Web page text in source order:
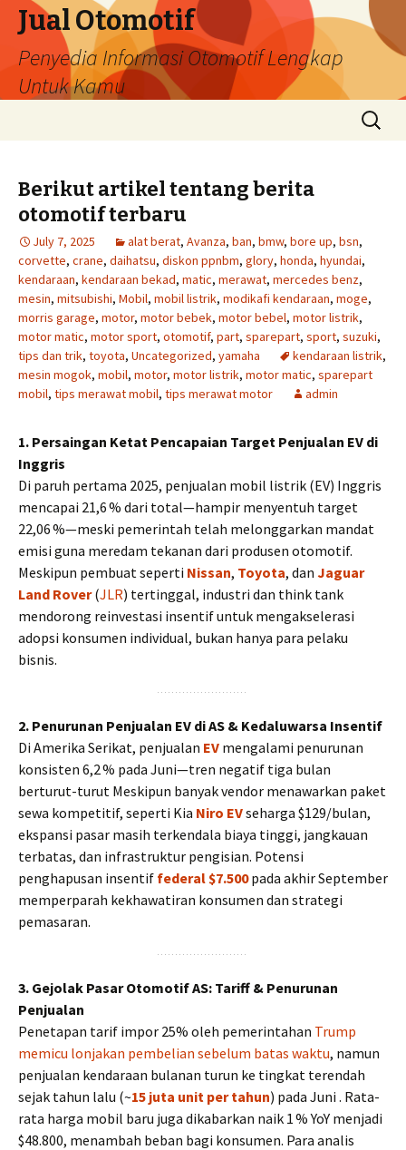
Jual Otomotif
Penyedia Informasi Otomotif Lengkap
Untuk Kamu
Search
for:
Berikut artikel tentang berita
otomotif terbaru
July 7, 2025 alat berat, Avanza, ban, bmw, bore up, bsn,
corvette, crane, daihatsu, diskon ppnbm, glory, honda, hyundai,
kendaraan, kendaraan bekad, matic, merawat, mercedes benz,
mesin, mitsubishi, Mobil, mobil listrik, modikafi kendaraan, moge,
morris garage, motor, motor bebek, motor bebel, motor listrik,
motor matic, motor sport, otomotif, part, sparepart, sport, suzuki,
tips dan trik, toyota, Uncategorized, yamaha kendaraan listrik,
mesin mogok, mobil, motor, motor listrik, motor matic, sparepart
mobil, tips merawat mobil, tips merawat motor admin
1. Persaingan Ketat Pencapaian Target Penjualan EV di
Inggris
Di paruh pertama 2025, penjualan mobil listrik (EV) Inggris
mencapai 21,6 % dari total—hampir menyentuh target
22,06 %—meski pemerintah telah melonggarkan mandat
emisi guna meredam tekanan dari produsen otomotif.
Meskipun pembuat seperti Nissan, Toyota, dan Jaguar
Land Rover(JLR) tertinggal, industri dan think tank
mendorong reinvestasi insentif untuk mengakselerasi
adopsi konsumen individual, bukan hanya para pelaku
bisnis.
2. Penurunan Penjualan EV di AS & Kedaluwarsa Insentif
Di Amerika Serikat, penjualan EV mengalami penurunan
konsisten 6,2 % pada Juni—tren negatif tiga bulan
berturut-turut Meskipun banyak vendor menawarkan paket
sewa kompetitif, seperti Kia Niro EVseharga $129/bulan,
ekspansi pasar masih terkendala biaya tinggi, jangkauan
terbatas, dan infrastruktur pengisian. Potensi
penghapusan insentif federal $7.500pada akhir September
memperparah kekhawatiran konsumen dan strategi
pemasaran.
3. Gejolak Pasar Otomotif AS: Tariff & Penurunan
Penjualan
Penetapan tarif impor 25% oleh pemerintahan Trump
memicu lonjakan pembelian sebelum batas waktu, namun
penjualan kendaraan bulanan turun ke tingkat terendah
sejak tahun lalu (~15 juta unit per tahun) pada Juni . Rata-
rata harga mobil baru juga dikabarkan naik 1 % YoY menjadi
$48.800, menambah beban bagi konsumen. Para analis